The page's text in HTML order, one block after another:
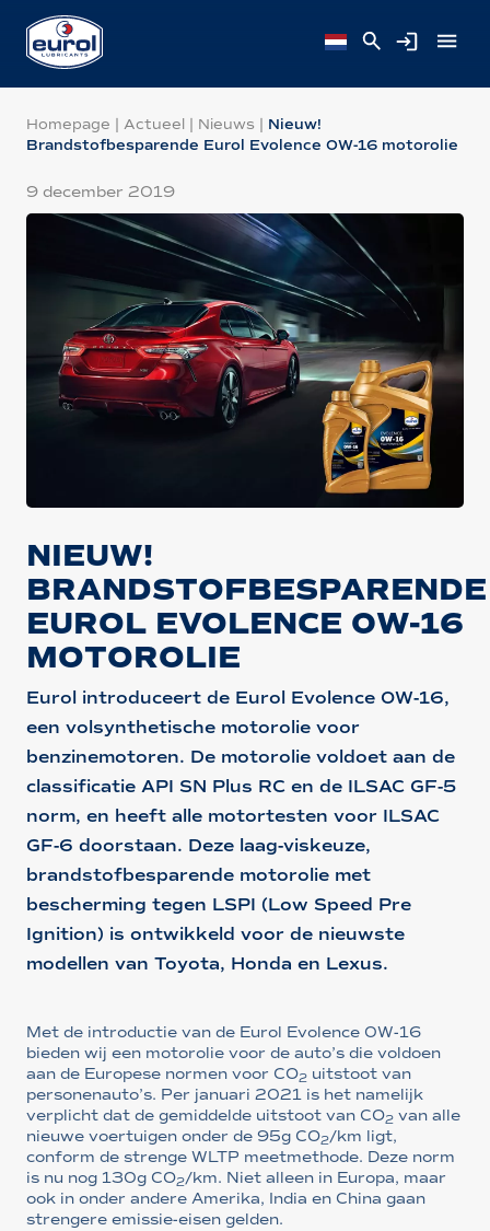
Homepage | Actueel | Nieuws | Nieuw!
Brandstofbesparende Eurol Evolence 0W-16 motorolie
9 december 2019
NIEUW!
BRANDSTOFBESPARENDE
EUROL EVOLENCE 0W-16
MOTOROLIE
Eurol introduceert de Eurol Evolence 0W-16,
een volsynthetische motorolie voor
benzinemotoren. De motorolie voldoet aan de
classificatie API SN Plus RC en de ILSAC GF-5
norm, en heeft alle motortesten voor ILSAC
GF-6 doorstaan. Deze laag-viskeuze,
brandstofbesparende motorolie met
bescherming tegen LSPI (Low Speed Pre
Ignition) is ontwikkeld voor de nieuwste
modellen van Toyota, Honda en Lexus.
Met de introductie van de Eurol Evolence 0W-16
bieden wij een motorolie voor de auto’s die voldoen
aan de Europese normen voor CO2uitstoot van
personenauto’s. Per januari 2021 is het namelijk
verplicht dat de gemiddelde uitstoot van CO2van alle
nieuwe voertuigen onder de 95g CO2/km ligt,
conform de strenge WLTP meetmethode. Deze norm
is nu nog 130g CO2/km. Niet alleen in Europa, maar
ook in onder andere Amerika, India en China gaan
strengere emissie-eisen gelden.